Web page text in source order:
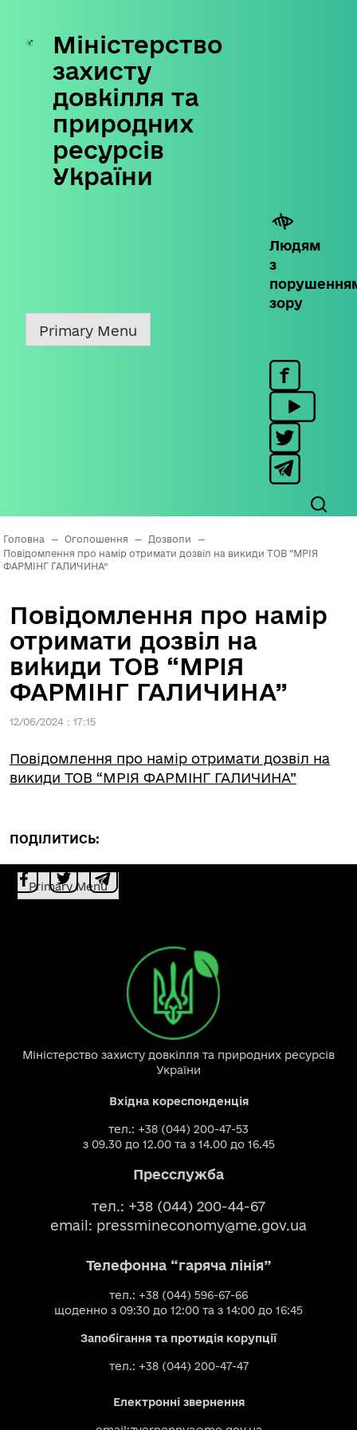
Skip
content
Міністерство
захисту
довкілля та
природних
ресурсів
України
Людям
з
зору
Primary Menu
Головна — Оголошення — Дозволи
—
Повідомлення про намір отримати дозвіл на викиди ТОВ “МРІЯ
ФАРМІНГ ГАЛИЧИНА”
Повідомлення про намір
отримати дозвіл на
викиди ТОВ “МРІЯ
ФАРМІНГ ГАЛИЧИНА”
12/06/2024 : 17:15
Повідомлення про намір отримати дозвіл на
викиди ТОВ “МРІЯ ФАРМІНГ ГАЛИЧИНА”
ПОДІЛИТИСЬ:
Primary Menu
Міністерство захисту довкілля та природних ресурсів
України
Вхідна кореспонденція
тел.: +38 (044) 200-47-53
з 09.30 до 12.00 та з 14.00 до 16.45
Пресслужба
тел.: +38 (044) 200-44-67
email: pressmineconomy@me.gov.ua
Телефонна “гаряча лінія”
тел.: +38 (044) 596-67-66
щоденно з 09:30 до 12:00 та з 14:00 до 16:45
Запобігання та протидія корупції
тел.: +38 (044) 200-47-47
Електронні звернення